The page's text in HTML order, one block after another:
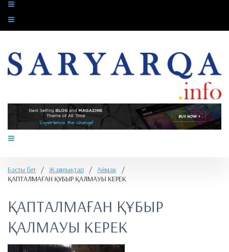
Басты бет / Жаңалықтар / Аймақ
/
​ҚАПТАЛМАҒАН ҚҰБЫР ҚАЛМАУЫ КЕРЕК
​ҚАПТАЛМАҒАН ҚҰБЫР
ҚАЛМАУЫ КЕРЕК